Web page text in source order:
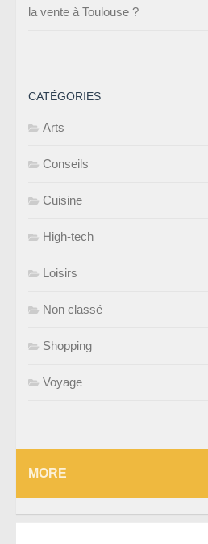
la vente à Toulouse ?
CATÉGORIES
Arts
Conseils
Cuisine
High-tech
Loisirs
Non classé
Shopping
Voyage
MORE